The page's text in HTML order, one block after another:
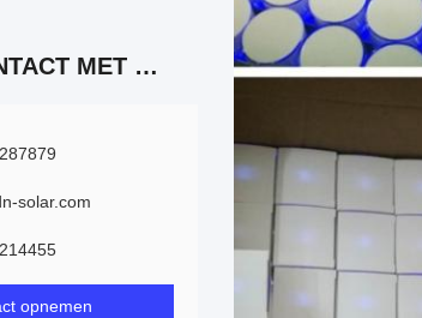
NEEM CONTACT MET ONS OP
solar.com
opnemen